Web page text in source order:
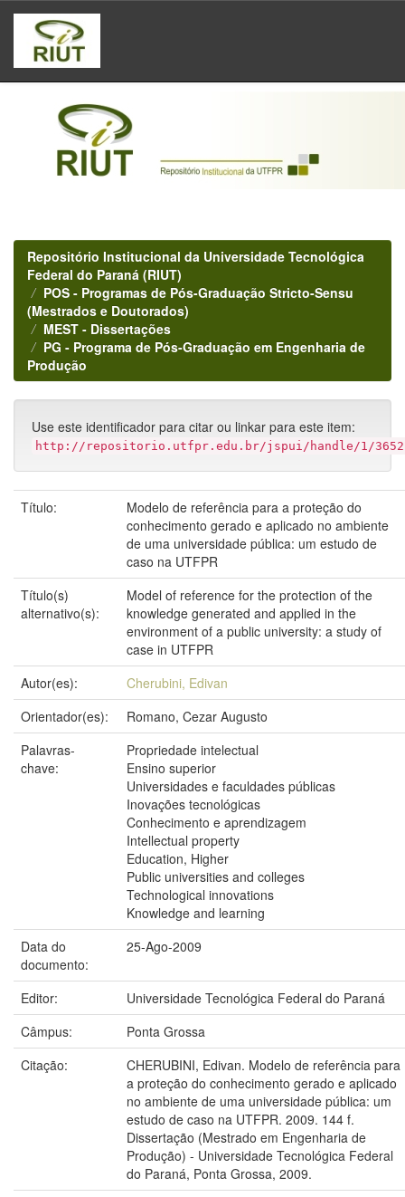
Skip
navigation
Repositório Institucional da Universidade Tecnológica
Federal do Paraná (RIUT)
POS - Programas de Pós-Graduação Stricto-Sensu
(Mestrados e Doutorados)
MEST - Dissertações
PG - Programa de Pós-Graduação em Engenharia de
Produção
Use este identificador para citar ou linkar para este item:
http://repositorio.utfpr.edu.br/jspui/handle/1/3652
Título:
Modelo de referência para a proteção do
conhecimento gerado e aplicado no ambiente
de uma universidade pública: um estudo de
caso na UTFPR
Título(s)
alternativo(s):
Model of reference for the protection of the
knowledge generated and applied in the
environment of a public university: a study of
case in UTFPR
Autor(es):
Cherubini, Edivan
Orientador(es):
Romano, Cezar Augusto
Palavras-
chave:
Propriedade intelectual
Ensino superior
Universidades e faculdades públicas
Inovações tecnológicas
Conhecimento e aprendizagem
Intellectual property
Education, Higher
Public universities and colleges
Technological innovations
Knowledge and learning
Data do
documento:
25-Ago-2009
Editor:
Universidade Tecnológica Federal do Paraná
Câmpus:
Ponta Grossa
Citação:
CHERUBINI, Edivan. Modelo de referência para
a proteção do conhecimento gerado e aplicado
no ambiente de uma universidade pública: um
estudo de caso na UTFPR. 2009. 144 f.
Dissertação (Mestrado em Engenharia de
Produção) - Universidade Tecnológica Federal
do Paraná, Ponta Grossa, 2009.